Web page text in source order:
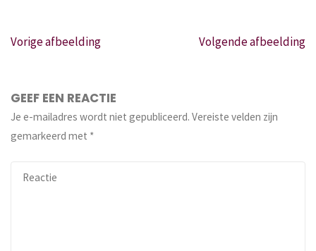
Vorige afbeelding Volgende afbeelding
GEEF EEN REACTIE
Je e-mailadres wordt niet gepubliceerd. Vereiste velden zijn
gemarkeerd met *